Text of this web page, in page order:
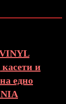
и
едно